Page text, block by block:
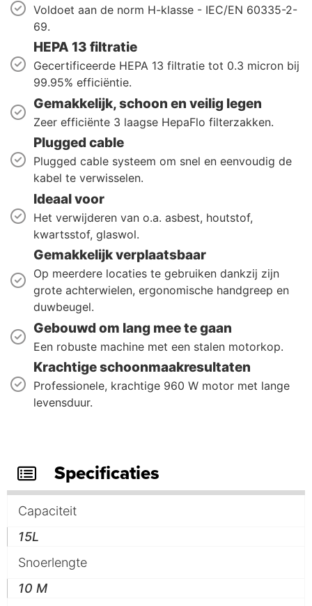
Voldoet aan de norm H-klasse - IEC/EN 60335-2-
69.
HEPA 13 filtratie
Gecertificeerde HEPA 13 filtratie tot 0.3 micron bij
99.95% efficiëntie.
Gemakkelijk, schoon en veilig legen
Zeer efficiënte 3 laagse HepaFlo filterzakken.
Plugged cable
Plugged cable systeem om snel en eenvoudig de
kabel te verwisselen.
Ideaal voor
Het verwijderen van o.a. asbest, houtstof,
kwartsstof, glaswol.
Gemakkelijk verplaatsbaar
Op meerdere locaties te gebruiken dankzij zijn
grote achterwielen, ergonomische handgreep en
duwbeugel.
Gebouwd om lang mee te gaan
Een robuste machine met een stalen motorkop.
Krachtige schoonmaakresultaten
Professionele, krachtige 960 W motor met lange
levensduur.
Specificaties
Capaciteit
15L
Snoerlengte
10 M